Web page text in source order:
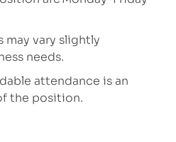
may vary slightly
needs.
attendance is an
the position.